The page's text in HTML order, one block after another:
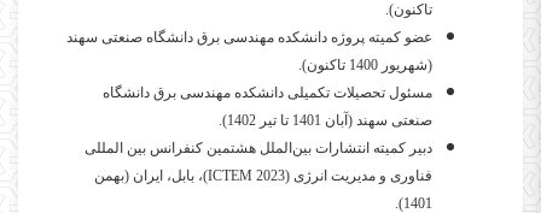
تاکنون).
عضو کمیته پروژه دانشکده مهندسی برق دانشگاه صنعتی سهند
(شهریور 1400 تاکنون).
مسئول تحصیلات تکمیلی دانشکده مهندسی برق دانشگاه
صنعتی سهند (آبان 1401 تا تیر 1402).
دبیر کمیته انتشارات بین‌الملل هشتمین کنفرانس بین المللی
فناوری و مدیریت انرژی (ICTEM 2023)، بابل، ایران (بهمن
1401).